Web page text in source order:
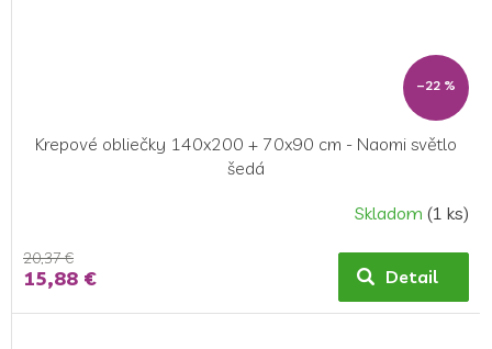
–22 %
Krepové obliečky 140x200 + 70x90 cm - Naomi světlo
šedá
Skladom (1 ks)
20,37 €
15,88 € Detail